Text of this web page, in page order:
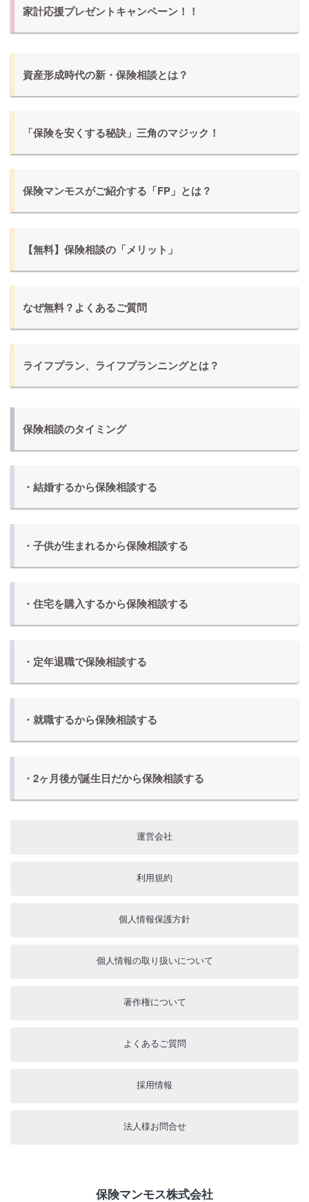
家計応援プレゼントキャンペーン！！
資産形成時代の新・保険相談とは？
「保険を安くする秘訣」三角のマジック！
保険マンモスがご紹介する「FP」とは？
【無料】保険相談の「メリット」
なぜ無料？よくあるご質問
ライフプラン、ライフプランニングとは？
保険相談のタイミング
・結婚するから保険相談する
・子供が生まれるから保険相談する
・住宅を購入するから保険相談する
・定年退職で保険相談する
・就職するから保険相談する
・2ヶ月後が誕生日だから保険相談する
運営会社
利用規約
個人情報保護方針
個人情報の取り扱いについて
著作権について
よくあるご質問
採用情報
法人様お問合せ
保険マンモス株式会社